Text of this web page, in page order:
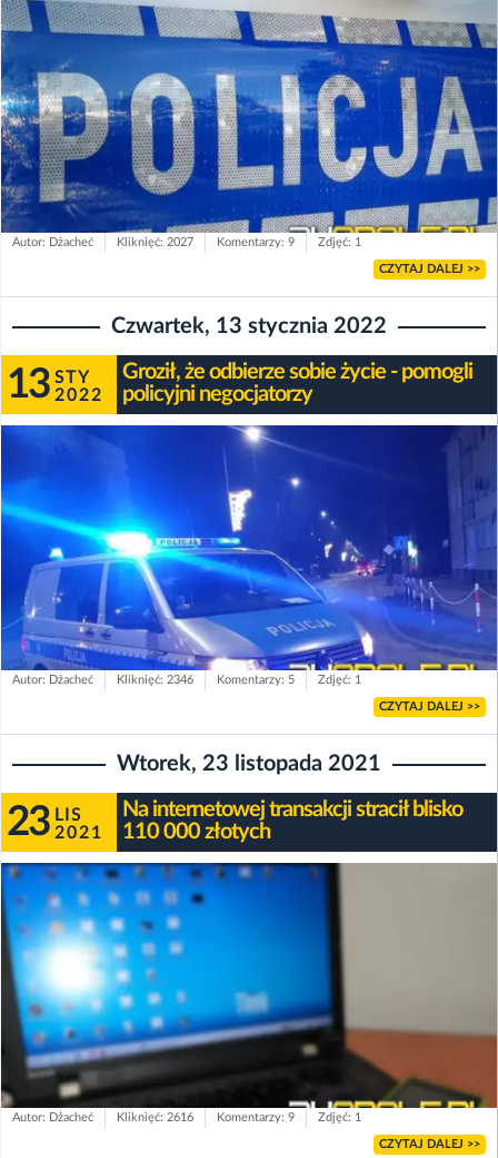
Autor: Dżacheć Kliknięć: 2027 Komentarzy: 9 Zdjęć: 1
CZYTAJ DALEJ >>
Czwartek, 13 stycznia 2022
13 STY
2022
Groził, że odbierze sobie życie - pomogli
policyjni negocjatorzy
Autor: Dżacheć Kliknięć: 2346 Komentarzy: 5 Zdjęć: 1
CZYTAJ DALEJ >>
Wtorek, 23 listopada 2021
23 LIS
2021
Na internetowej transakcji stracił blisko
110 000 złotych
Autor: Dżacheć Kliknięć: 2616 Komentarzy: 9 Zdjęć: 1
CZYTAJ DALEJ >>